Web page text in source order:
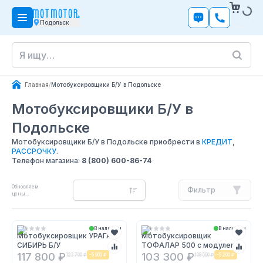
Подольск
Главная/Мотобуксировщики Б/У в Подольске
Мотобуксировщики Б/У в
Подольске
Мотобуксировщики Б/У в Подольске приобрести в КРЕДИТ,
РАССРОЧКУ.
Телефон магазина: 8 (800) 600-86-74
Обновляем
цены...
Фильтр
В наличии
Мотобуксировщик УРАГАН
СИБИРЬ Б/У
117 800 ₽123 700 ₽ -5 900 ₽
В наличии
Мотобуксировщик
ТОФАЛАР 500 с модулем
толкач Б/У
103 300 ₽108 500 ₽ -5 200 ₽